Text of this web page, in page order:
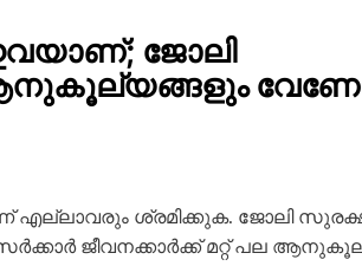
ഇവയാണ്; ജോലി
എല്ലാവരും ശ്രമിക്കുക. ജോലി
ജീവനക്കാര്‍ക്ക് മറ്റ് പല